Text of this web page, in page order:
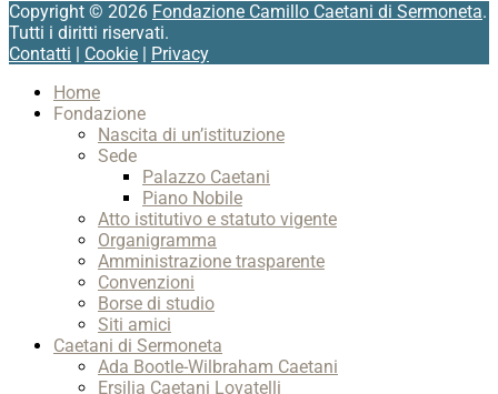
Copyright © 2026 Fondazione Camillo Caetani di Sermoneta.
Tutti i diritti riservati.
Contatti
Cookie
Privacy
Home
Fondazione
Nascita di un’istituzione
Sede
Palazzo Caetani
Piano Nobile
Atto istitutivo e statuto vigente
Organigramma
Amministrazione trasparente
Convenzioni
Borse di studio
Siti amici
Caetani di Sermoneta
Ada Bootle-Wilbraham Caetani
Ersilia Caetani Lovatelli